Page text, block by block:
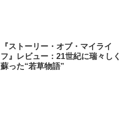
『ストーリー・オブ・マイライ
フ』レビュー：21世紀に瑞々しく
蘇った“若草物語”